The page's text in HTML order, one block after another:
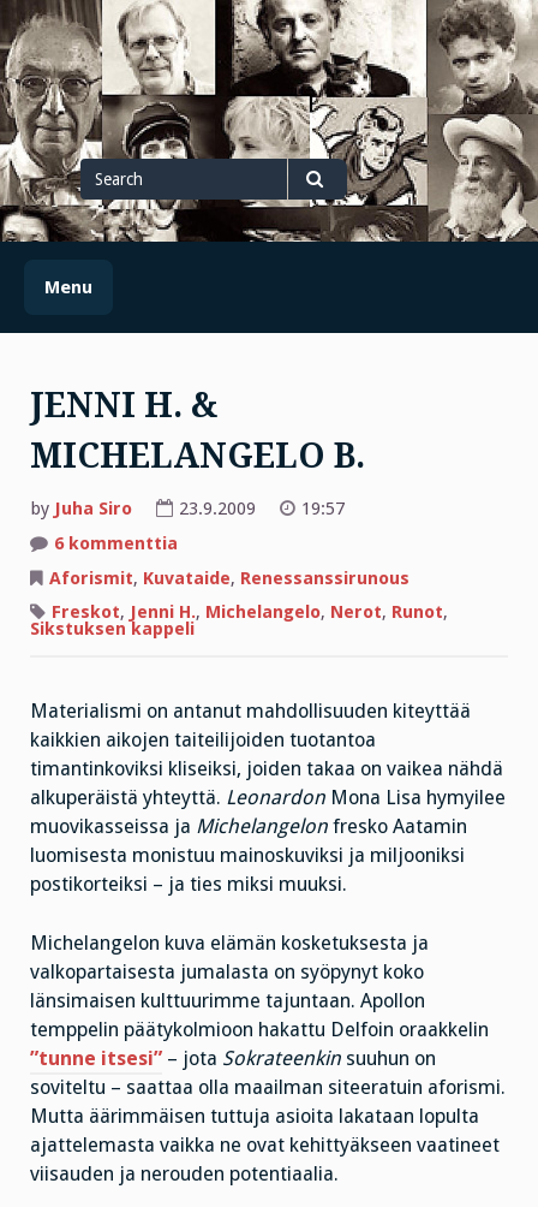
Skip
to
content
Search
for
Search
Menu
JENNI H. &
MICHELANGELO B.
by Juha Siro 23.9.2009
19:57
6 kommenttia
H.
MICHELANGELO
B.
Aforismit, Kuvataide, Renessanssirunous
Freskot, Jenni H., Michelangelo, Nerot, Runot,
Sikstuksen kappeli
Materialismi on antanut mahdollisuuden kiteyttää
kaikkien aikojen taiteilijoiden tuotantoa
timantinkoviksi kliseiksi, joiden takaa on vaikea nähdä
alkuperäistä yhteyttä. Leonardon Mona Lisa hymyilee
muovikasseissa ja Michelangelon fresko Aatamin
luomisesta monistuu mainoskuviksi ja miljooniksi
postikorteiksi – ja ties miksi muuksi.
Michelangelon kuva elämän kosketuksesta ja
valkopartaisesta jumalasta on syöpynyt koko
länsimaisen kulttuurimme tajuntaan. Apollon
temppelin päätykolmioon hakattu Delfoin oraakkelin
”tunne itsesi” – jota Sokrateenkin suuhun on
soviteltu – saattaa olla maailman siteeratuin aforismi.
Mutta äärimmäisen tuttuja asioita lakataan lopulta
ajattelemasta vaikka ne ovat kehittyäkseen vaatineet
viisauden ja nerouden potentiaalia.